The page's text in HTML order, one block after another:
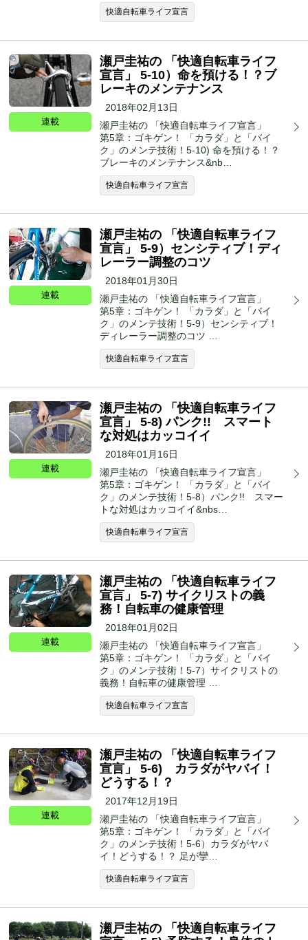
快適自転車ライフ宣言
連載
瀬戸圭祐の 「快適自転車ライフ
宣言」 5-10）命を預ける！？ブ
レーキのメンテナンス
2018年02月13日
瀬戸圭祐の 「快適自転車ライフ宣言」
第5章：ゴキゲン！ 「カラダ」と「バイ
ク」のメンテ技術！5-10) 命を預ける！？
ブレーキのメンテナンス&nb…
快適自転車ライフ宣言
連載
瀬戸圭祐の 「快適自転車ライフ
宣言」 5-9）センシティブ！ディ
レーラー調整のコツ
2018年01月30日
瀬戸圭祐の 「快適自転車ライフ宣言」
第5章：ゴキゲン！ 「カラダ」と「バイ
ク」のメンテ技術！5-9）センシティブ！
ディレーラー調整のコツ …
快適自転車ライフ宣言
連載
瀬戸圭祐の 「快適自転車ライフ
宣言」 5-8) パンク!! スマート
な対処はカッコイイ
2018年01月16日
瀬戸圭祐の 「快適自転車ライフ宣言」
第5章：ゴキゲン！ 「カラダ」と「バイ
ク」のメンテ技術！5-8）パンク!! スマー
トな対処はカッコイイ&nbs…
快適自転車ライフ宣言
連載
瀬戸圭祐の 「快適自転車ライフ
宣言」 5-7) サイクリストの義
務！自転車の健康管理
2018年01月02日
瀬戸圭祐の 「快適自転車ライフ宣言」
第5章：ゴキゲン！ 「カラダ」と「バイ
ク」のメンテ技術！5-7）サイクリストの
義務！自転車の健康管理 …
快適自転車ライフ宣言
連載
瀬戸圭祐の 「快適自転車ライフ
宣言」 5-6) カラダがヤバイ！
どうする！？
2017年12月19日
瀬戸圭祐の 「快適自転車ライフ宣言」
第5章：ゴキゲン！ 「カラダ」と「バイ
ク」のメンテ技術！5-6）カラダがヤバ
イ！どうする！？ 足が攣…
快適自転車ライフ宣言
瀬戸圭祐の 「快適自転車ライフ